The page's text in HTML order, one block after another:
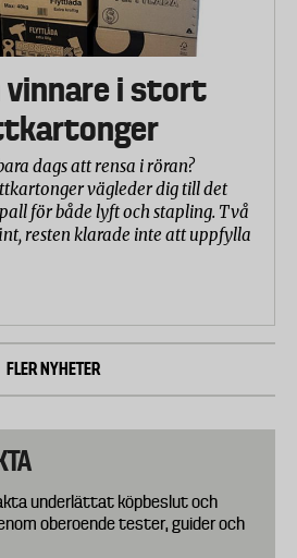
vinnare i stort
dags att rensa i röran?
vägleder dig till det
för både lyft och stapling. Två
resten klarade inte att uppfylla
FLER NYHETER
underlättat köpbeslut och
oberoende tester, guider och